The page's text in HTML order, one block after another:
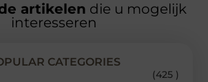
artikelen die u mogelijk
interesseren
CATEGORIES
(425 )